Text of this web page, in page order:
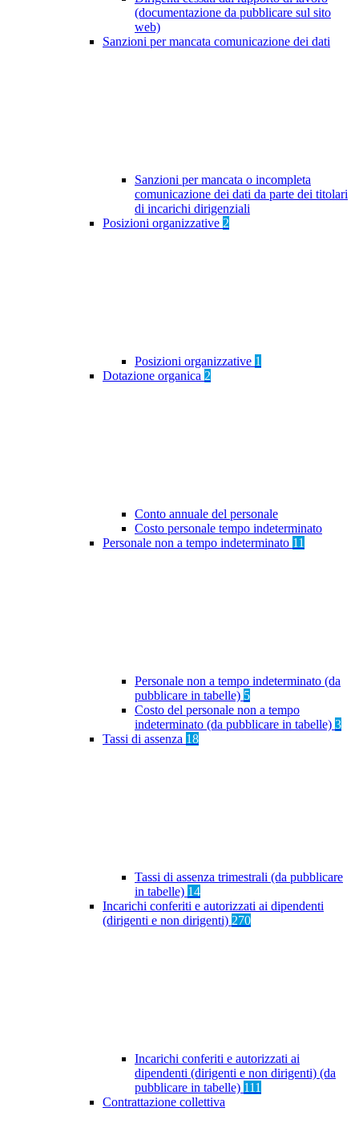
(documentazione da pubblicare sul sito
web)
Sanzioni per mancata comunicazione dei dati
Sanzioni per mancata o incompleta
comunicazione dei dati da parte dei titolari
di incarichi dirigenziali
Posizioni organizzative 2
Posizioni organizzative 1
Dotazione organica 2
Conto annuale del personale
Costo personale tempo indeterminato
Personale non a tempo indeterminato 11
Personale non a tempo indeterminato (da
pubblicare in tabelle) 5
Costo del personale non a tempo
indeterminato (da pubblicare in tabelle) 3
Tassi di assenza 18
Tassi di assenza trimestrali (da pubblicare
in tabelle) 14
Incarichi conferiti e autorizzati ai dipendenti
(dirigenti e non dirigenti) 270
Incarichi conferiti e autorizzati ai
dipendenti (dirigenti e non dirigenti) (da
pubblicare in tabelle) 111
Contrattazione collettiva